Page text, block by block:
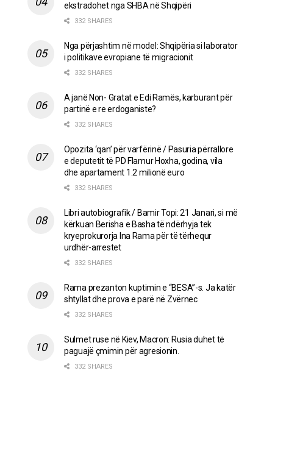
ekstradohet nga SHBA në Shqipëri
332 SHARES
Nga përjashtim në model: Shqipëria si laborator
i politikave evropiane të migracionit
332 SHARES
A janë Non- Gratat e Edi Ramës, karburant për
partinë e re erdoganiste?
332 SHARES
Opozita ‘qan’ për varfërinë / Pasuria përrallore
e deputetit të PD Flamur Hoxha, godina, vila
dhe apartament 1.2 milionë euro
332 SHARES
Libri autobiografik / Bamir Topi: 21 Janari, si më
kërkuan Berisha e Basha të ndërhyja tek
kryeprokurorja Ina Rama për të tërhequr
urdhër-arrestet
332 SHARES
Rama prezanton kuptimin e “BESA”-s. Ja katër
shtyllat dhe prova e parë në Zvërnec
332 SHARES
Sulmet ruse në Kiev, Macron: Rusia duhet të
paguajë çmimin për agresionin.
332 SHARES